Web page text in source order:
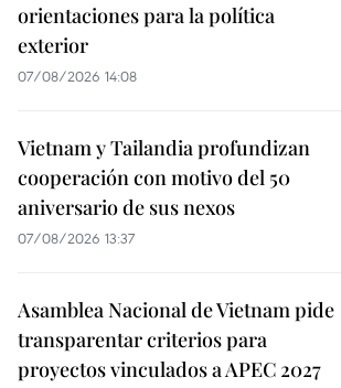
orientaciones para la política
exterior
07/08/2026 14:08
Vietnam y Tailandia profundizan
cooperación con motivo del 50
aniversario de sus nexos
07/08/2026 13:37
Asamblea Nacional de Vietnam pide
transparentar criterios para
proyectos vinculados a APEC 2027